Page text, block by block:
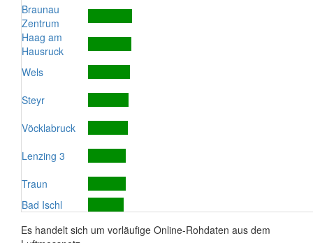
Braunau
Zentrum
Haag am
Hausruck
Wels
Steyr
Vöcklabruck
Lenzing 3
Traun
Bad Ischl
Es handelt sich um vorläufige Online-Rohdaten aus dem